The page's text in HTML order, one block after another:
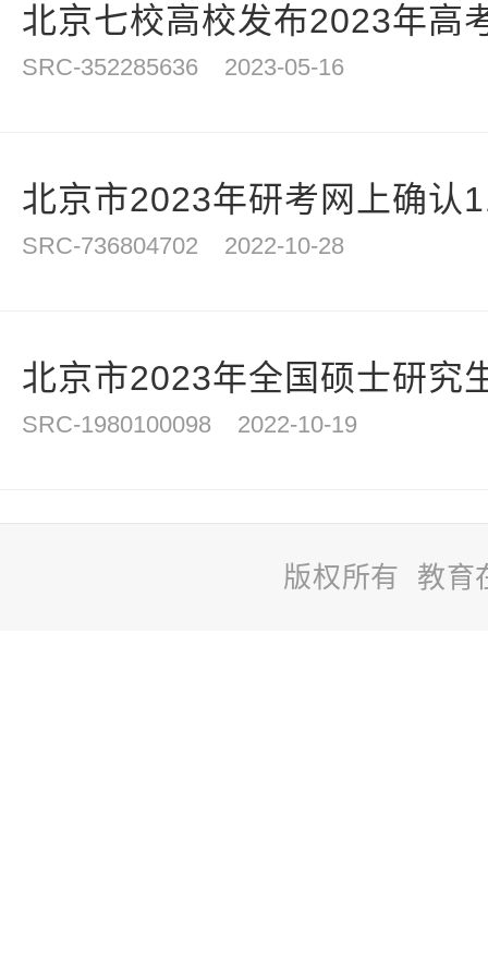
北京七校高校发布2023年高
SRC-352285636 2023-05-16
北京市2023年研考网上确认
SRC-736804702 2022-10-28
北京市2023年全国硕士研究
SRC-1980100098 2022-10-19
版权所有 教育